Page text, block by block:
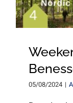
05/08/2024 |